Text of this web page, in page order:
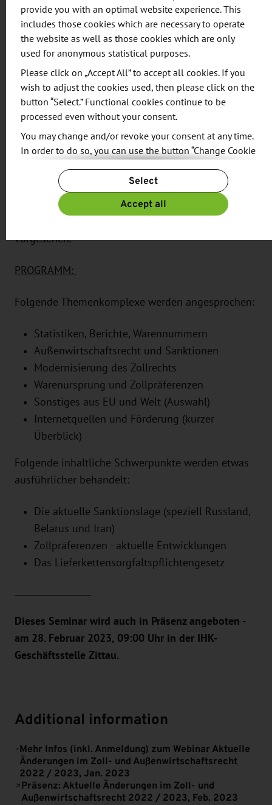
Außenwirtschaftsmitarbeiter der Industrie- und
Handelskammer Dresden zu wenden.
Anmeldeschluss ist der 12. Januar 2023.
ZIELGRUPPE:Sachbearbeitungs- und
Leitungsebene aller an der Abwicklung
internationaler Geschäfte beteiligter
Unternehmensbereiche wie Vertrieb, Export,
Import, Einkauf, Verkauf oder Versand.
Die Teilnahme an dieser Informationsveranstaltung
setzt praktisches Fachwissen voraus und ist daher
vorgesehen.
PROGRAMM:
Folgende Themenkomplexe werden angesprochen:
Statistiken, Berichte, Warennummern
Außenwirtschaftsrecht und Sanktionen
Modernisierung des Zollrechts
Warenursprung und Zollpräferenzen
Sonstiges aus EU und Welt (Auswahl)
Internetquellen und Förderung (kurzer
Überblick)
Folgende inhaltliche Schwerpunkte werden etwas
ausführlicher behandelt:
Die aktuelle Sanktionslage (speziell Russland,
Belarus und Iran)
Zollpräferenzen - aktuelle Entwicklungen
Das Lieferkettensorgfaltspflichtengesetz
Dieses Seminar wird auch in Präsenz angeboten -
am 28. Februar 2023, 09:00 Uhr in der IHK-
Geschäftsstelle Zittau.
Additional information
Mehr Infos (inkl. Anmeldung) zum Webinar Aktuelle
Änderungen im Zoll- und Außenwirtschaftsrecht
2022 / 2023, Jan. 2023
Präsenz: Aktuelle Änderungen im Zoll- und
Außenwirtschaftsrecht 2022 / 2023, Feb. 2023
provide you with an optimal website experience. This
includes those cookies which are necessary to operate
the website as well as those cookies which are only
used for anonymous statistical purposes.
Please click on „Accept All” to accept all cookies. If you
wish to adjust the cookies used, then please click on the
button “Select.” Functional cookies continue to be
processed even without your consent.
You may change and/or revoke your consent at any time.
In order to do so, you can use the button “Change Cookie
For more information, please see our
Privacy Policy.
Additional information can be found in our
Imprint
Select
Accept all